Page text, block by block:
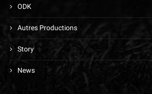
ODK
Autres Productions
Story
News